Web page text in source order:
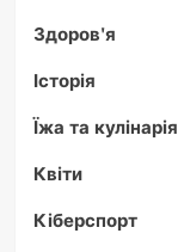
Здоров'я
Історія
Їжа та кулінарія
Квіти
Кіберспорт